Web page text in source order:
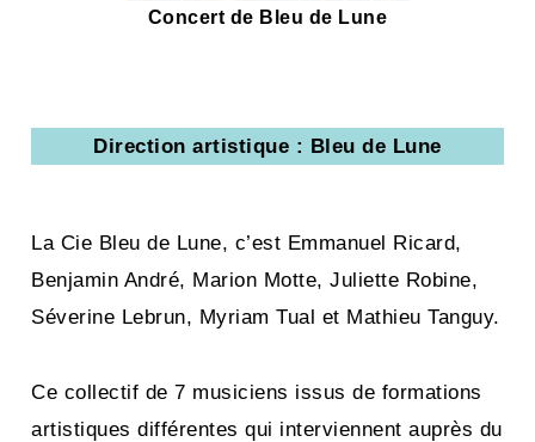
Concert de Bleu de Lune
Direction artistique : Bleu de Lune
La Cie Bleu de Lune, c’est Emmanuel Ricard,
Benjamin André, Marion Motte, Juliette Robine,
Séverine Lebrun, Myriam Tual et Mathieu Tanguy.
Ce collectif de 7 musiciens issus de formations
artistiques différentes qui interviennent auprès du